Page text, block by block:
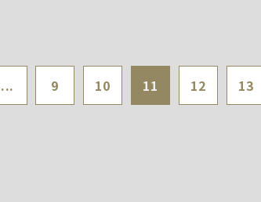
... 9 10 11 12 13